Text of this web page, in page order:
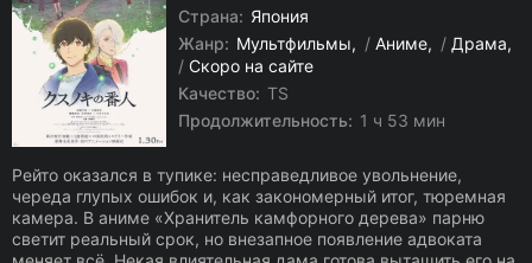
Страна: Япония
Жанр: Мультфильмы / Аниме / Драма
/ Скоро на сайте
Качество: TS
Продолжительность: 1 ч 53 мин
Рейто оказался в тупике: несправедливое увольнение,
череда глупых ошибок и, как закономерный итог, тюремная
камера. В аниме «Хранитель камфорного дерева» парню
светит реальный срок, но внезапное появление адвоката